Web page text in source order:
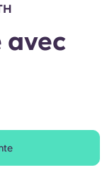
avec